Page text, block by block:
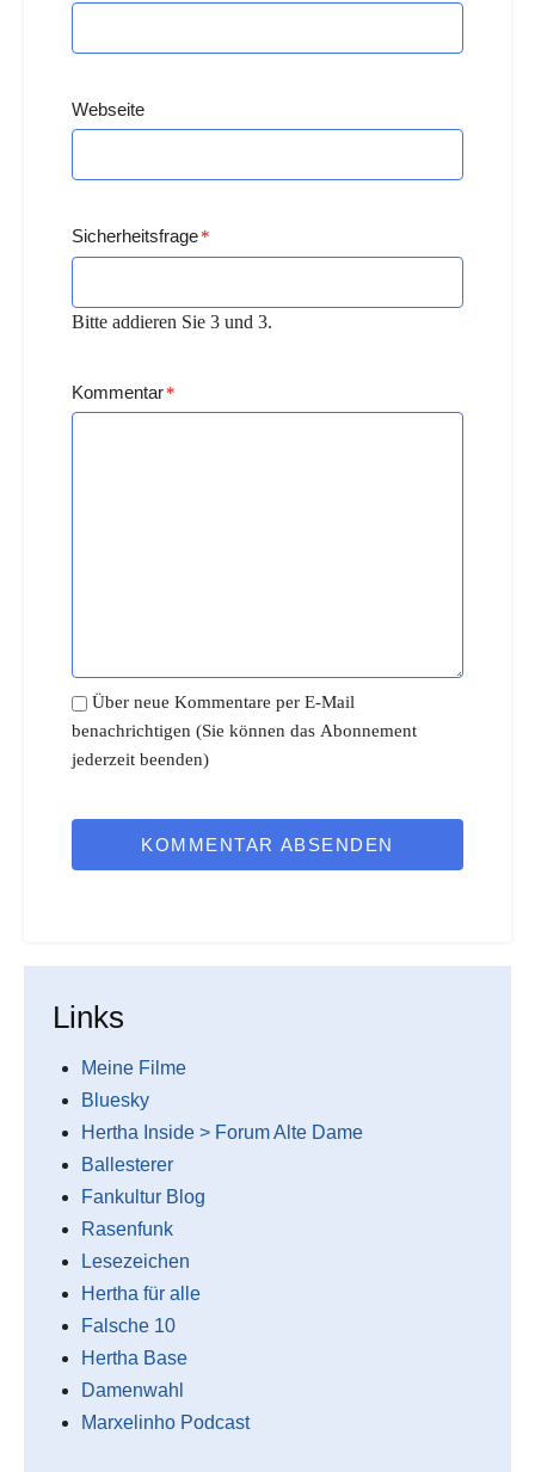
Webseite
Sicherheitsfrage*
Bitte addieren Sie 3 und 3.
Kommentar*
Über neue Kommentare per E-Mail
benachrichtigen (Sie können das Abonnement
jederzeit beenden)
KOMMENTAR ABSENDEN
Links
Meine Filme
Bluesky
Hertha Inside > Forum Alte Dame
Ballesterer
Fankultur Blog
Rasenfunk
Lesezeichen
Hertha für alle
Falsche 10
Hertha Base
Damenwahl
Marxelinho Podcast